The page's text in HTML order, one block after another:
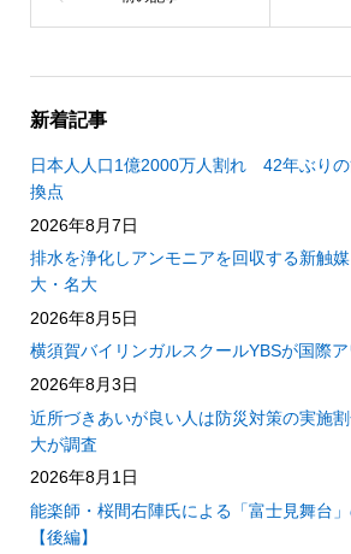
新着記事
日本人人口1億2000万人割れ 42年ぶり
換点
2026年8月7日
排水を浄化しアンモニアを回収する新触
大・名大
2026年8月5日
横須賀バイリンガルスクールYBSが国際
2026年8月3日
近所づきあいが良い人は防災対策の実施
大が調査
2026年8月1日
能楽師・桜間右陣氏による「富士見舞台
【後編】